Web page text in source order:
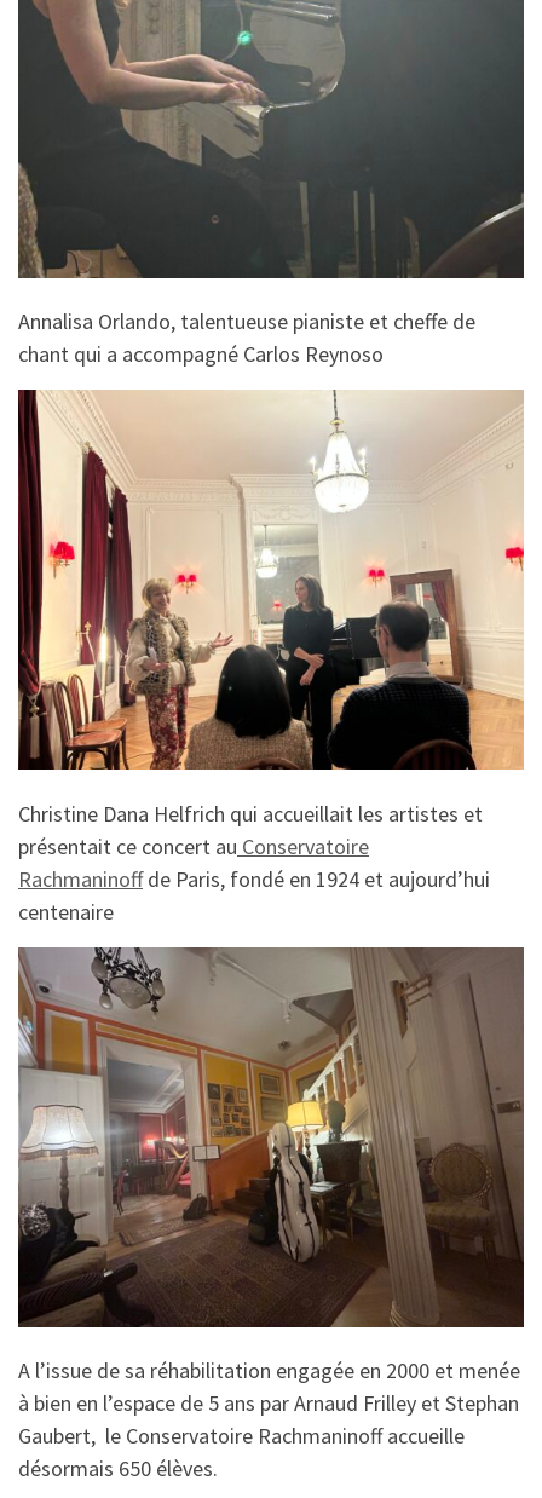
Annalisa Orlando, talentueuse pianiste et cheffe de
chant qui a accompagné Carlos Reynoso
Christine Dana Helfrich qui accueillait les artistes et
présentait ce concert au Conservatoire
Rachmaninoffde Paris, fondé en 1924 et aujourd’hui
centenaire
A l’issue de sa réhabilitation engagée en 2000 et menée
à bien en l’espace de 5 ans par Arnaud Frilley et Stephan
Gaubert, le Conservatoire Rachmaninoff accueille
désormais 650 élèves.